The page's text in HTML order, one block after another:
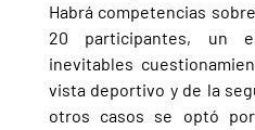
Habrá competencias
20 participantes, un
inevitables
vista deportivo y de la
otros casos se optó